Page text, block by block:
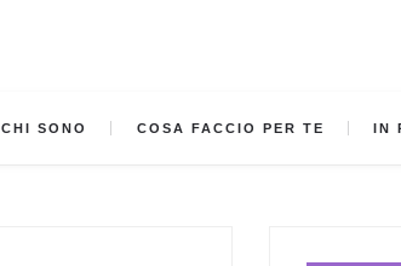
CHI SONO COSA FACCIO PER TE IN